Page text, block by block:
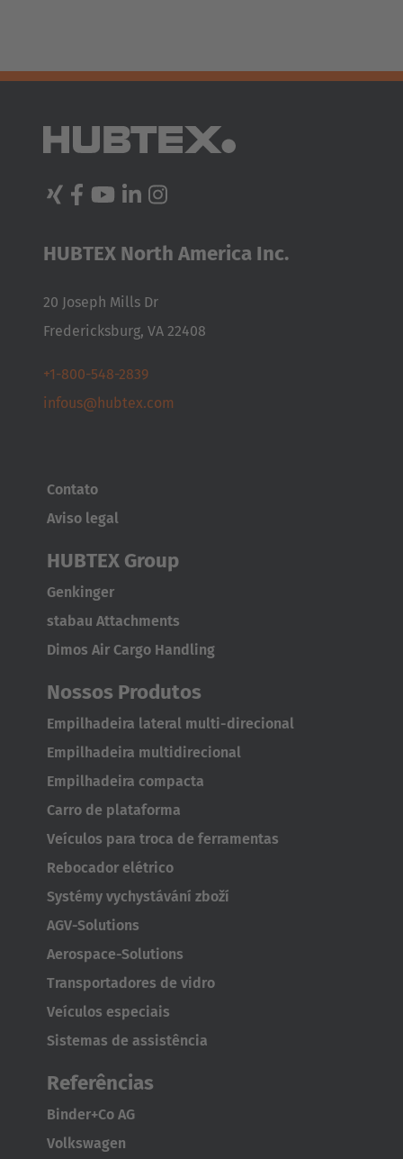
English
Italia
Italiano
Luxembourg
Nederlands
Deutsch
Polska
Türkiye
Türkçe
English Neutral
HUBTEX North America Inc.
20 Joseph Mills Dr
Fredericksburg, VA 22408
+1-800-548-2839
infous@hubtex.com
Contato
Aviso legal
HUBTEX Group
Genkinger
stabau Attachments
Dimos Air Cargo Handling
Nossos Produtos
Empilhadeira lateral multi-direcional
Empilhadeira multidirecional
Empilhadeira compacta
Carro de plataforma
Veículos para troca de ferramentas
Rebocador elétrico
Systémy vychystávání zboží
AGV-Solutions
Aerospace-Solutions
Transportadores de vidro
Veículos especiais
Sistemas de assistência
Referências
Binder+Co AG
Volkswagen